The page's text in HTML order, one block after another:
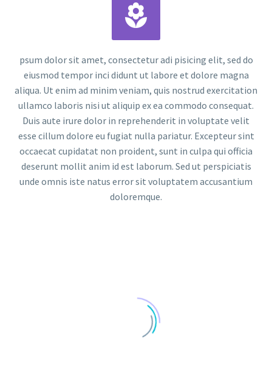


psum dolor sit amet, consectetur adi pisicing elit, sed do
eiusmod tempor inci didunt ut labore et dolore magna
aliqua. Ut enim ad minim veniam, quis nostrud exercitation
ullamco laboris nisi ut aliquip ex ea commodo consequat.
Duis aute irure dolor in reprehenderit in voluptate velit
esse cillum dolore eu fugiat nulla pariatur. Excepteur sint
occaecat cupidatat non proident, sunt in culpa qui officia
deserunt mollit anim id est laborum. Sed ut perspiciatis
unde omnis iste natus error sit voluptatem accusantium
doloremque.